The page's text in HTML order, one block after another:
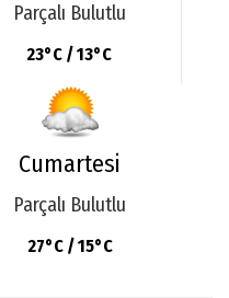
Parçalı Bulutlu
23°C / 13°C
Cumartesi
Parçalı Bulutlu
27°C / 15°C